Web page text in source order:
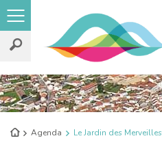
Rechercher
sur
le
site
Retour
Agenda Le Jardin des Merveilles